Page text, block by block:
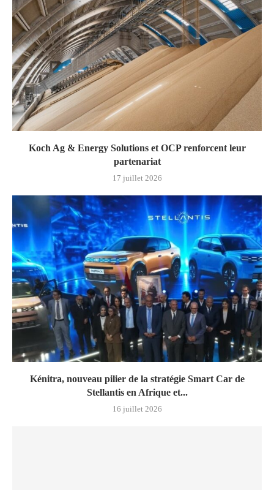
Koch Ag & Energy Solutions et OCP renforcent leur
partenariat
17 juillet 2026
Kénitra, nouveau pilier de la stratégie Smart Car de
Stellantis en Afrique et...
16 juillet 2026